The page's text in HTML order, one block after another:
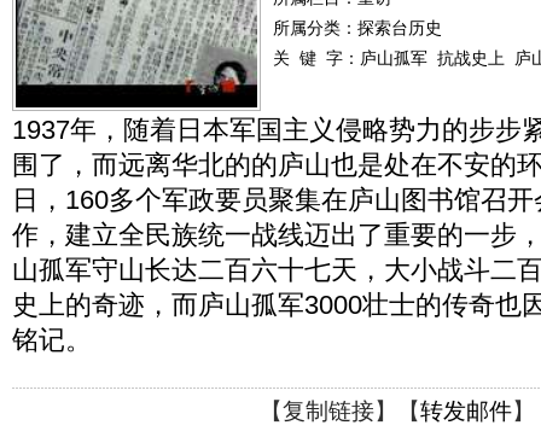
所属分类：探索台历史
关 键 字： 庐山孤军 抗战史上 庐
1937年，随着日本军国主义侵略势力的步步
围了，而远离华北的的庐山也是处在不安的
日，160多个军政要员聚集在庐山图书馆召
作，建立全民族统一战线迈出了重要的一步
山孤军守山长达二百六十七天，大小战斗二
史上的奇迹，而庐山孤军3000壮士的传奇也
铭记。
【复制链接】【转发邮件】